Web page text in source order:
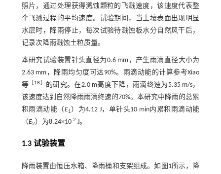
照片，通过处理获得溅蚀颗粒的飞溅速度，该速度代表整
个飞溅过程的平均速度。试验期间，当土壤表面出现明显
水层时，降雨停止，每次试验待溅蚀板水分自然风干后，
记录次降雨溅蚀土粒质量。
本研究试验装置针头直径为0.6 mm，产生雨滴直径大小为
2.63 mm，降雨均匀度可达90%。雨滴动能的计算参考Xiao
等［ 18
的研究。在2.0 m高度下降，雨滴终速为5.35 m/s，
该速度达到自然降雨雨滴终速的70%。本研究中降雨的总累
积雨滴动能（E1）为4.12 J，单针头10 min内累积雨滴动能
（E2）为8.24×10-2 J。
1.3 试验装置
降雨装置由恒压水箱、降雨桶和支架组成。如 图1所示，降